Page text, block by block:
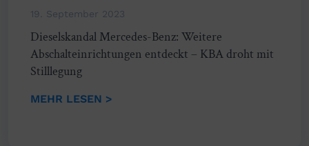
19. September 2023
Dieselskandal Mercedes-Benz: Weitere
Abschalteinrichtungen entdeckt – KBA droht mit
Stilllegung
MEHR LESEN >